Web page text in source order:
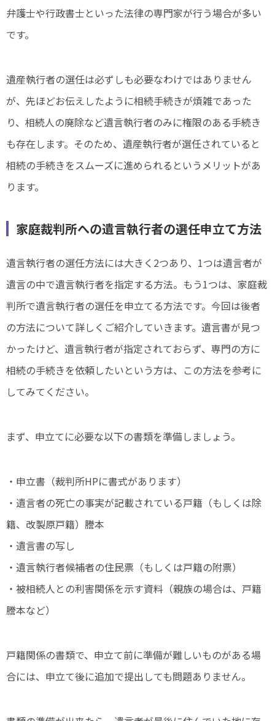
弁護士や行政書士といった法律の専門家が行う場合が多い
です。
遺産執行者の選任は必ずしも必要なわけではありません
が、先ほどお伝えしたように相続手続きが煩雑であった
り、相続人の廃除など遺言執行者のみに権限のある手続き
も存在します。そのため、遺産執行者が選任されていると
相続の手続きをスムーズに進められるというメリットがあ
ります。
家庭裁判所への遺言執行者の選任申立て方法
遺言執行者の選任方法には大きく2つあり、1つは遺言者が
遺言の中で遺言執行者を指定する方法。もう1つは、家庭裁
判所で遺言執行者の選任を申立てる方法です。今回は後者
の方法について詳しくご紹介していきます。遺言書が見つ
かったけど、遺言執行者が指定されておらず、専門の方に
相続の手続きを依頼したいという方は、この方法を参考に
してみてください。
まず、申立てに必要な以下の書類を準備しましょう。
・申立書（裁判所HPに書式があります）
・遺言者の死亡の事実が記載されている戸籍（もしくは除
籍、改製原戸籍）謄本
・遺言書の写し
・遺言執行者候補者の住民票（もしくは戸籍の附票）
・被相続人との利害関係を示す資料（親族の場合は、戸籍
謄本など）
戸籍関係の書類で、申立て前に準備が難しいものがある場
合には、申立て後に追加で提出しても問題ありません。